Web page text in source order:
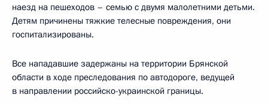
наезд на пешеходов – семью с двумя малолетними детьми.
Детям причинены тяжкие телесные повреждения, они
госпитализированы.
Все нападавшие задержаны на территории Брянской
области в ходе преследования по автодороге, ведущей
в направлении российско-украинской границы.